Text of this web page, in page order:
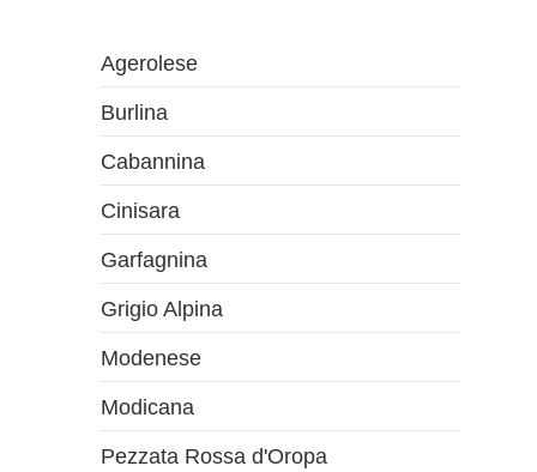
Agerolese
Burlina
Cabannina
Cinisara
Garfagnina
Grigio Alpina
Modenese
Modicana
Pezzata Rossa d'Oropa